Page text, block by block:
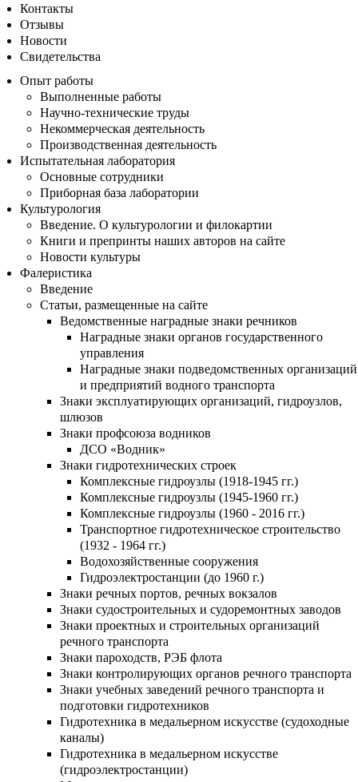
Контакты
Отзывы
Новости
Свидетельства
Опыт работы
Выполненные работы
Научно-технические труды
Некоммерческая деятельность
Производственная деятельность
Испытательная лаборатория
Основные сотрудники
Приборная база лаборатории
Культурология
Введение. О культурологии и филокартии
Книги и препринты наших авторов на сайте
Новости культуры
Фалеристика
Введение
Статьи, размещенные на сайте
Ведомственные наградные знаки речников
Наградные знаки органов государственного
управления
Наградные знаки подведомственных организаций
и предприятий водного транспорта
Знаки эксплуатирующих организаций, гидроузлов,
шлюзов
Знаки профсоюза водников
ДСО «Водник»
Знаки гидротехнических строек
Комплексные гидроузлы (1918-1945 гг.)
Комплексные гидроузлы (1945-1960 гг.)
Комплексные гидроузлы (1960 - 2016 гг.)
Транспортное гидротехническое строительство
(1932 - 1964 гг.)
Водохозяйственные сооружения
Гидроэлектростанции (до 1960 г.)
Знаки речных портов, речных вокзалов
Знаки судостроительных и судоремонтных заводов
Знаки проектных и строительных организаций
речного транспорта
Знаки пароходств, РЭБ флота
Знаки контролирующих органов речного транспорта
Знаки учебных заведений речного транспорта и
подготовки гидротехников
Гидротехника в медальерном искусстве (судоходные
каналы)
Гидротехника в медальерном искусстве
(гидроэлектростанции)